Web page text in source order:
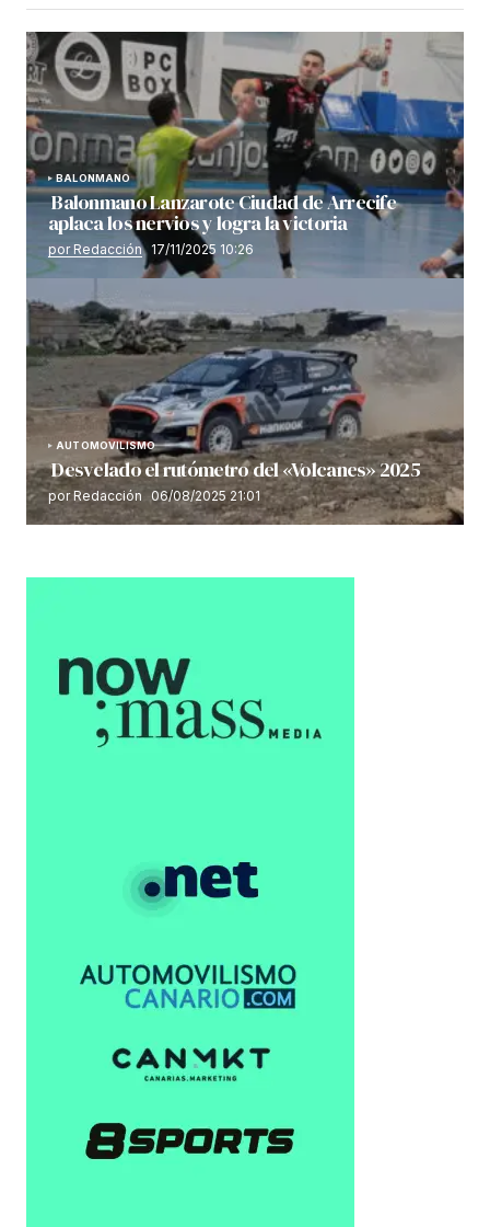
BALONMANO
Balonmano Lanzarote Ciudad de Arrecife
aplaca los nervios y logra la victoria
por Redacción 17/11/2025 10:26
AUTOMOVILISMO
Desvelado el rutómetro del «Volcanes» 2025
por Redacción 06/08/2025 21:01